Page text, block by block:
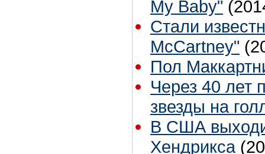
My Baby"
Стали
McCartney"
Пол
Через 40 лет
звезды на
В США
Хендрикса